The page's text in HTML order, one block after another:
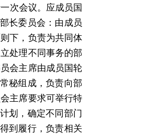
次会议。应成员国
长委员会：由成员
下，负责为共同体
处理不同事务的部
会主席由成员国轮
秘组成，负责向部
主席要求可举行特
划，确定不同部门
到履行，负责相关